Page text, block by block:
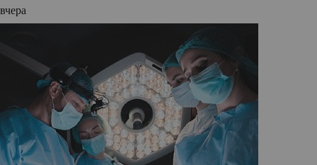
вчера